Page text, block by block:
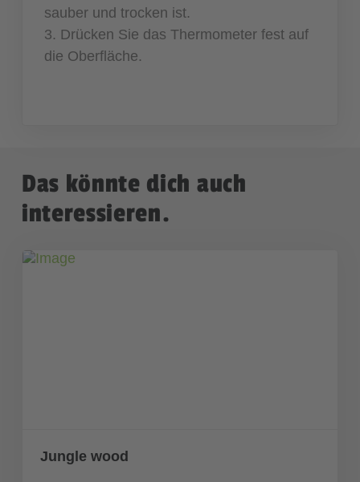
sauber und trocken ist.
3. Drücken Sie das Thermometer fest auf
die Oberfläche.
Das könnte dich auch
interessieren.
Jungle wood